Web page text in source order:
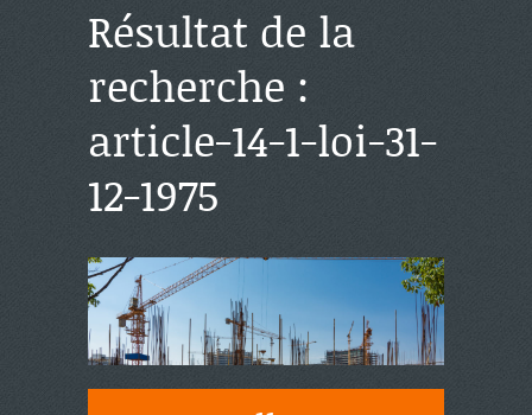
Résultat de la
recherche :
article-14-1-loi-31-
12-1975